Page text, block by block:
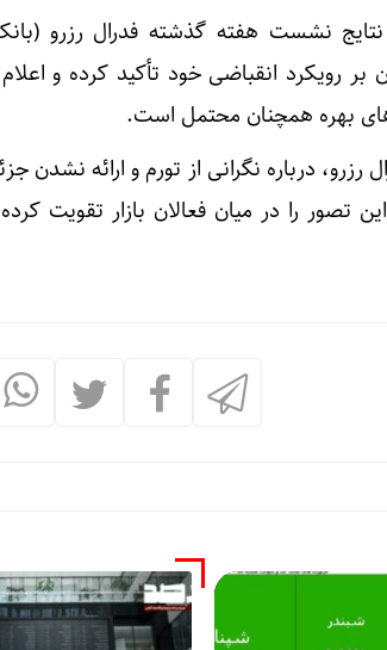
نتایج نشست هفته گذشته فدرال رزرو
رویکرد انقباضی خود تأکید کرده و
بهره همچنان محتمل است.
درباره نگرانی از تورم و ارائه نشدن
تصور را در میان فعالان بازار تقویت